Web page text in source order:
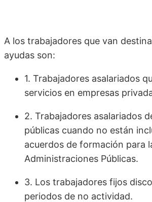
A los trabajadores que van
ayudas son:
1. Trabajadores asalariados
servicios en empresas
2. Trabajadores asalariados
públicas cuando no están
acuerdos de formación para
Administraciones Públicas.
3. Los trabajadores fijos
periodos de no actividad.